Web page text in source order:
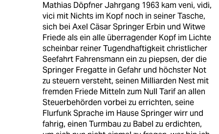
Mathias Döpfner Jahrgang 1963 kam veni, vidi,
vici mit Nichts im Kopf noch in seiner Tasche,
sich bei Axel Cäsar Springer Erbin und Witwe
Friede als ein alle überragender Kopf im Lichte
scheinbar reiner Tugendhaftigkeit christlicher
Seefahrt Fahrensmann ein zu piepsen, der die
Springer Fregatte in Gefahr und höchster Not
zu steuern versteht, seinen Milliarden Nest mit
fremden Friede Mitteln zum Null Tarif an allen
Steuerbehörden vorbei zu errichten, seine
Flurfunk Sprache im Hause Springer wirr und
fahrig, einen Turmbau zu Babel zu erdichten,